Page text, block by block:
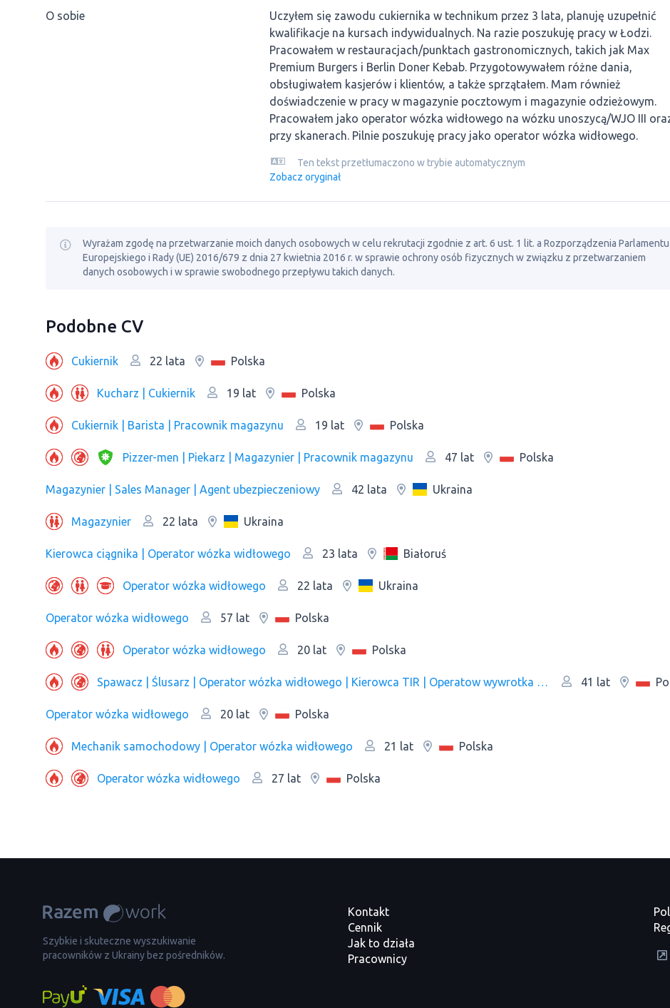
O sobie
Uczyłem się zawodu cukiernika w technikum przez 3 lata, planuję uzupełnić
kwalifikacje na kursach indywidualnych. Na razie poszukuję pracy w Łodzi.
Pracowałem w restauracjach/punktach gastronomicznych, takich jak Max
Premium Burgers i Berlin Doner Kebab. Przygotowywałem różne dania,
obsługiwałem kasjerów i klientów, a także sprzątałem. Mam również
doświadczenie w pracy w magazynie pocztowym i magazynie odzieżowym.
Pracowałem jako operator wózka widłowego na wózku unoszycą/WJO III
przy skanerach. Pilnie poszukuję pracy jako operator wózka widłowego.
Ten tekst przetłumaczono w trybie automatycznym
Zobacz oryginał
Wyrażam zgodę na przetwarzanie moich danych osobowych w celu rekrutacji zgodnie z art. 6 ust. 1 lit. a Rozporządzenia Parlamentu
Europejskiego i Rady (UE) 2016/679 z dnia 27 kwietnia 2016 r. w sprawie ochrony osób fizycznych w związku z przetwarzaniem
danych osobowych i w sprawie swobodnego przepływu takich danych.
Podobne CV
Cukiernik 22 lata Polska
Kucharz | Cukiernik 19 lat Polska
Cukiernik | Barista | Рracownik magazynu 19 lat Polska
Pizzer-men | Piekarz | Magazynier | Рracownik magazynu 47 lat Polska
Magazynier | Sales Manager | Agent ubezpieczeniowy 42 lata Ukraina
Magazynier 22 lata Ukraina
Kierowca ciągnika | Operator wózka widłowego 23 lata Białoruś
Operator wózka widłowego 22 lata Ukraina
Operator wózka widłowego 57 lat Polska
Operator wózka widłowego 20 lat Polska
41 lat
Operator wózka widłowego 20 lat Polska
Mechanik samochodowy | Operator wózka widłowego 21 lat Polska
Operator wózka widłowego 27 lat Polska
Szybkie i skuteczne wyszukiwanie
pracowników z Ukrainy bez pośredników.
Kontakt
Cennik
Jak to działa
Pracownicy